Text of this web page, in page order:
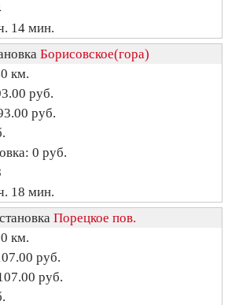
14 мин.
Борисовское(гора)
км.
руб.
руб.
0 руб.
18 мин.
Порецкое пов.
км.
руб.
руб.